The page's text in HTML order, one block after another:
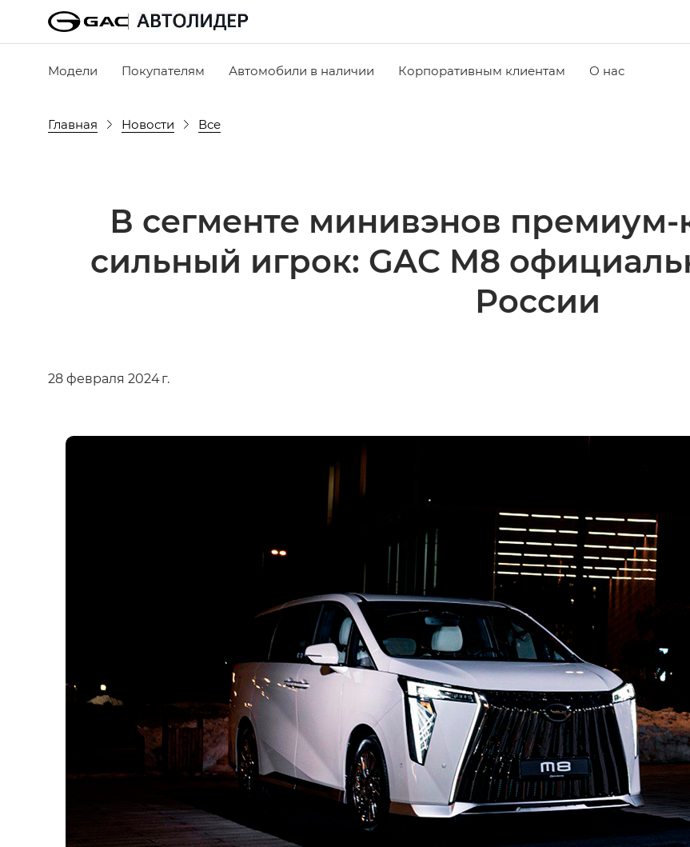
Модели Покупателям Автомобили в наличии Корпоративным клиентам О нас
Главная Новости Все
В сегменте минивэнов премиум-
сильный игрок: GAC M8
России
28 февраля 2024 г.